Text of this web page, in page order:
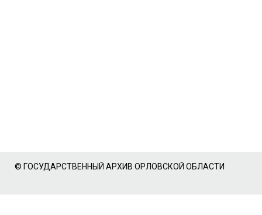
© ГОСУДАРСТВЕННЫЙ АРХИВ ОРЛОВСКОЙ ОБЛАСТИ